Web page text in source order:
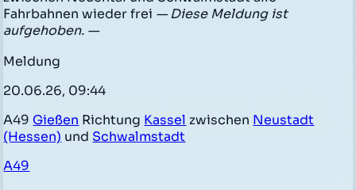
Fahrbahnen wieder frei — Diese Meldung ist
aufgehoben. —
Meldung
20.06.26, 09:44
A49 Gießen Richtung Kassel zwischen Neustadt
(Hessen) und Schwalmstadt
A49